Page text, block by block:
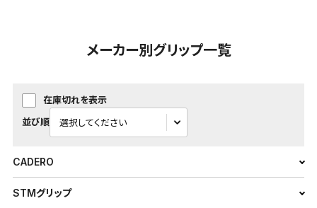
メーカー別グリップ一覧
在庫切れを表示
並び順
CADERO
STMグリップ